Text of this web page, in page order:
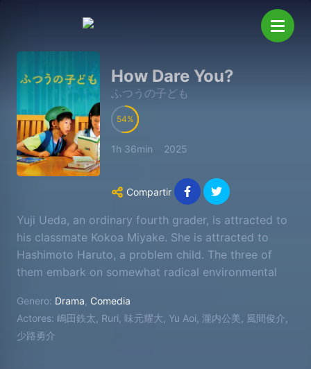
How Dare You?
ふつうの子ども
54
1h 36min 2025
Compartir
Yuji Ueda, an ordinary fourth grader, is attracted to
his classmate Kokoa Miyake. She is attracted to
Hashimoto Haruto, a problem child. The three of
them embark on somewhat radical environmental
Genero: Drama Comedia
Actores: 嶋田鉄太, Ruri, 味元耀大, Yu Aoi, 瀧内公美, 風間俊介,
少路勇介